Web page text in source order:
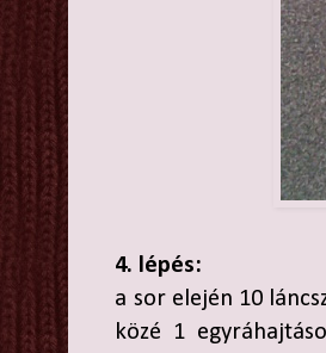
4. lépés:
a sor elején 10
közé 1